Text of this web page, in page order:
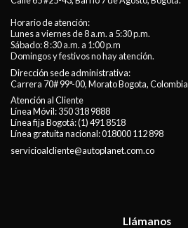
Horario de atención:
Lunes a viernes de 8 a.m. a 5:30 p.m.
Sábado: 8 :30 a.m. a 1:00 p.m
Domingos y festivos no hay atención.
Dirección sede administrativa:
Carrera 70# 99ª-00, Morato Bogota, Colombia
Atención al Cliente
Línea Móvil:350 318 9888
Línea fija Bogotá:(1) 491 8518
Línea gratuita nacional:018000 112 898
servicioalcliente@autoplanet.com.co
Llámanos